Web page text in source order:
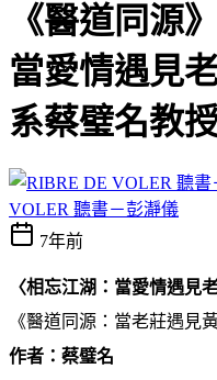
《醫道同源
當愛情遇見
系蔡璧名教
VOLER 聽書－彭瀞儀
7年前
〈相忘江湖：當愛情遇見老
《醫道同源：當老莊遇見
作者：蔡璧名